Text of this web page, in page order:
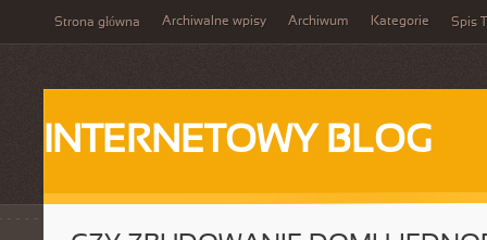
Strona główna Archiwalne wpisy Archiwum Kategorie Spis
INTERNETOWY BLOG